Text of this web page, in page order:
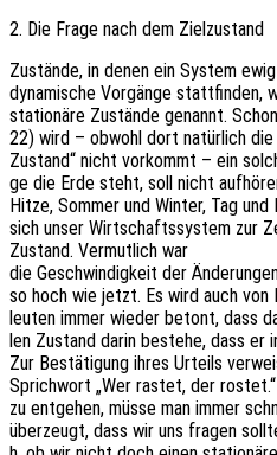
2. Die Frage nach dem Zielzustand
Zustän­de, in denen ein System
dyna­mi­sche Vorgän­ge statt­fin­den,
statio­nä­re Zustän­de genannt.
22) wird – obwohl dort natür­lich
Zustand“ nicht vorkommt – ein
ge die Erde steht, soll nicht
Hitze, Sommer und Winter, Tag
sich unser Wirt­schafts­sys­tem zur
Zustand. Vermut­lich war
die Geschwin­dig­keit der
so hoch wie jetzt. Es wird auch
leu­ten immer wieder betont, dass
len Zustand darin bestehe, dass er
Zur Bestä­ti­gung ihres Urteils
Sprich­wort „Wer rastet, der
zu entge­hen, müsse man immer
über­zeugt, dass wir uns fragen